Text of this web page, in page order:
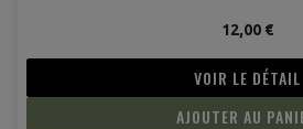
12,00 €
VOIR LE DÉTAIL
AJOUTER AU